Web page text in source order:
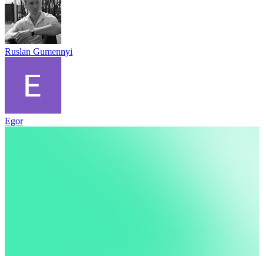
Ruslan Gumennyi
Egor